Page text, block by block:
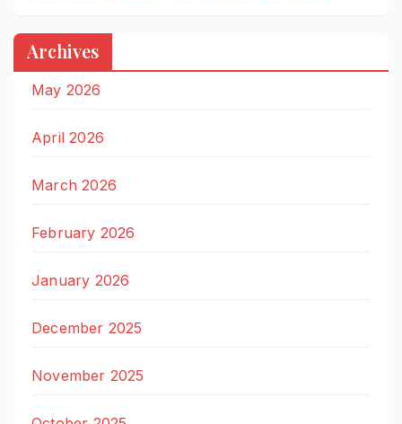
Archives
May 2026
April 2026
March 2026
February 2026
January 2026
December 2025
November 2025